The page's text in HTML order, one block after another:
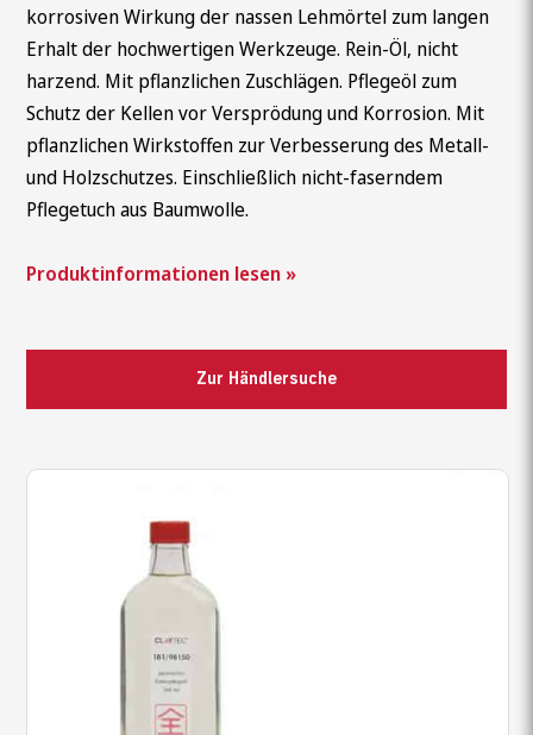
korrosiven Wirkung der nassen Lehmörtel zum langen
Erhalt der hochwertigen Werkzeuge. Rein-Öl, nicht
harzend. Mit pflanzlichen Zuschlägen. Pflegeöl zum
Schutz der Kellen vor Versprödung und Korrosion. Mit
pflanzlichen Wirkstoffen zur Verbesserung des Metall-
und Holzschutzes. Einschließlich nicht-faserndem
Pflegetuch aus Baumwolle.
Produktinformationen lesen »
Zur Händlersuche